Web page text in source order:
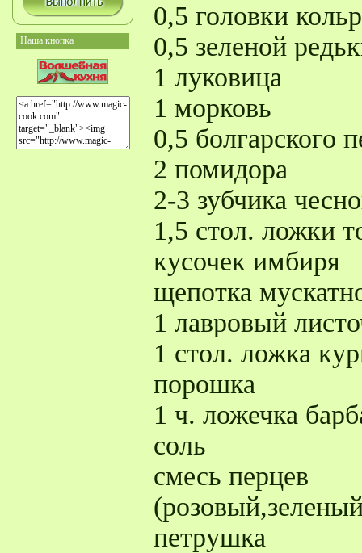
Наша кнопка
0,5 головки
0,5 зеленой
1 луковица
1 морковь
0,5 болгарского
2 помидора
2-3 зубчика
1,5 стол. ложки
кусочек имбиря
щепотка
1 лавровый
1 стол. ложка
порошка
1 ч. ложечка
соль
смесь перцев
петрушка